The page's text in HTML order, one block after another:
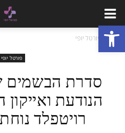
פתח סרגל נגישות
בית פורטל יופי
פורטל יופי
סדרת הבשמים
הנודעת
רויטפלד